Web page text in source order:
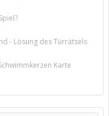
- Lösung des Türrätsels
Karte